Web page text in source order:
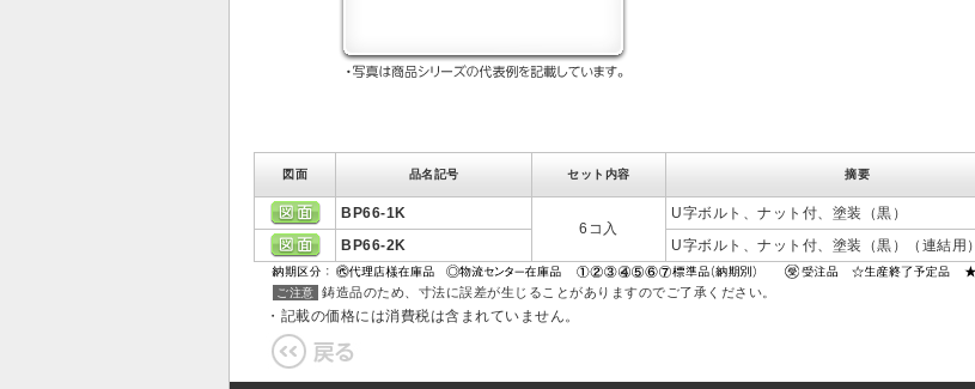
図面 品名記号 セット内容 摘要
BP66-1K
6コ入
U字ボルト、ナット付、塗装（黒）
BP66-2K
U字ボルト、ナット付、塗装（黒）（連結用）
ご注意 鋳造品のため、寸法に誤差が生じることがありますのでご了承ください。
・記載の価格には消費税は含まれていません。